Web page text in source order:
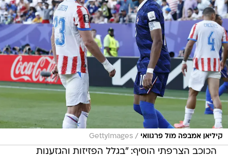
קיליאן אמבפה מול פרגוואי /
GettyImages
הכוכב הצרפתי הוסיף: "בגלל הפזיזות והגזענות